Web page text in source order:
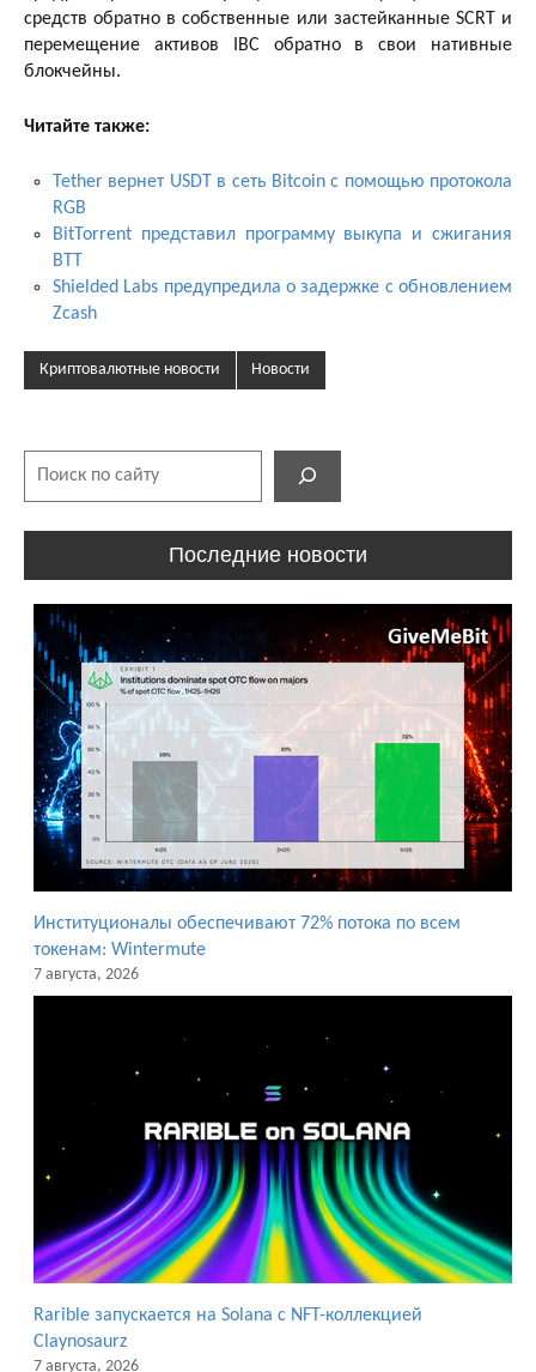
средств обратно в собственные или застейканные SCRT и
перемещение активов IBC обратно в свои нативные
блокчейны.
Читайте также:
Tether вернет USDT в сеть Bitcoin с помощью протокола
RGB
BitTorrent представил программу выкупа и сжигания
BTT
Shielded Labs предупредила о задержке с обновлением
Zcash
Криптовалютные новости Новости
Последние новости
Институционалы обеспечивают 72% потока по всем
токенам: Wintermute
7 августа, 2026
Rarible запускается на Solana с NFT-коллекцией
Claynosaurz
7 августа, 2026